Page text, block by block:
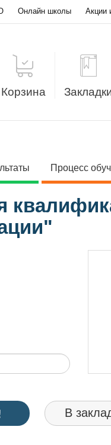
Онлайн школы Акции
Корзина
Процесс
В